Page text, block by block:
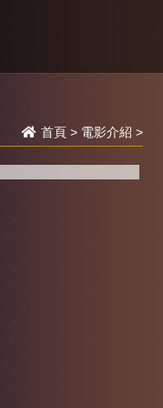
首頁> 電影介紹 >